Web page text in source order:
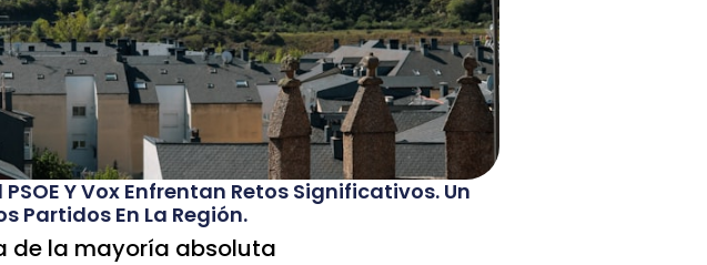
Y Vox Enfrentan Retos Significativos. Un
Partidos En La Región.
de la mayoría absoluta